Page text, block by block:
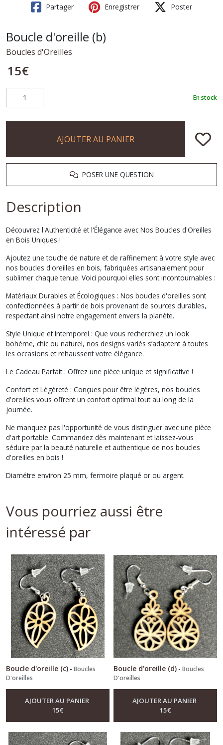
Partager Enregistrer Poster
Boucle d'oreille (b)
Boucles d'Oreilles
15€
En stock
AJOUTER AU PANIER
POSER UNE QUESTION
Description
Découvrez l'Authenticité et l'Élégance avec Nos Boucles d'Oreilles
en Bois Uniques !
Ajoutez une touche de nature et de raffinement à votre style avec
nos boucles d'oreilles en bois, fabriquées artisanalement pour
sublimer chaque tenue. Voici pourquoi elles sont incontournables :
Matériaux Durables et Écologiques : Nos boucles d'oreilles sont
confectionnées à partir de bois provenant de sources durables,
respectant ainsi notre engagement envers la planète.
Style Unique et Intemporel : Que vous recherchiez un look
bohème, chic ou naturel, nos designs variés s’adaptent à toutes
les occasions et rehaussent votre élégance.
Le Cadeau Parfait : Offrez une pièce unique et significative !
Confort et Légèreté : Conçues pour être légères, nos boucles
d'oreilles vous offrent un confort optimal tout au long de la
journée.
Ne manquez pas l'opportunité de vous distinguer avec une pièce
d'art portable. Commandez dès maintenant et laissez-vous
séduire par la beauté naturelle et authentique de nos boucles
d'oreilles en bois !
Diamétre environ 25 mm, fermoire plaqué or ou argent.
Vous pourriez aussi être
intéressé par
Boucle d'oreille (c) - Boucles
D'oreilles
AJOUTER AU PANIER
15€
Boucle d'oreille (d) -Boucles
D'oreilles
AJOUTER AU PANIER
15€